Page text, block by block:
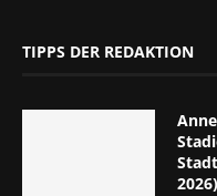
TIPPS DER REDAKTION
2026)